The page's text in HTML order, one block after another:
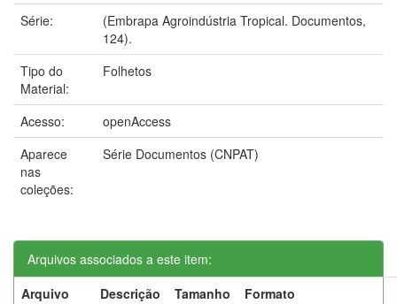
Série:
(Embrapa Agroindústria Tropical. Documentos,
124).
Tipo do
Material:
Folhetos
Acesso:
openAccess
Aparece
nas
coleções:
Série Documentos (CNPAT)
Arquivos associados a este item:
Arquivo
Descrição Tamanho
Formato